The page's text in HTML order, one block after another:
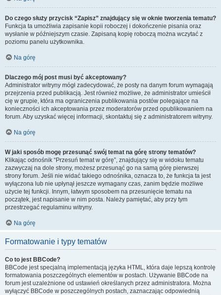
Do czego służy przycisk “Zapisz” znajdujący się w oknie tworzenia tematu?
Funkcja ta umożliwia zapisanie kopii roboczej i dokończenie pisania oraz
wysłanie w późniejszym czasie. Zapisaną kopię roboczą można wczytać z
poziomu panelu użytkownika.
Na górę
Dlaczego mój post musi być akceptowany?
Administrator witryny mógł zadecydować, że posty na danym forum wymagają
przejrzenia przed publikacją. Jest również możliwe, że administrator umieścił
cię w grupie, która ma ograniczenia publikowania postów polegające na
konieczności ich akceptowania przez moderatorów przed opublikowaniem na
forum. Aby uzyskać więcej informacji, skontaktuj się z administratorem witryny.
Na górę
W jaki sposób mogę przesunąć swój temat na górę strony tematów?
Klikając odnośnik “Przesuń temat w górę”, znajdujący się w widoku tematu
zazwyczaj na dole strony, możesz przesunąć go na samą górę pierwszej
strony forum. Jeśli nie widać takiego odnośnika, oznacza to, że funkcja ta jest
wyłączona lub nie upłynął jeszcze wymagany czas, zanim będzie możliwe
użycie tej funkcji. Innym, łatwym sposobem na przesunięcie tematu na
początek, jest napisanie w nim posta. Należy pamiętać, aby przy tym
przestrzegać regulaminu witryny.
Na górę
Formatowanie i typy tematów
Co to jest BBCode?
BBCode jest specjalną implementacją języka HTML, która daje lepszą kontrolę
formatowania poszczególnych elementów w postach. Używanie BBCode na
forum jest uzależnione od ustawień określanych przez administratora. Można
wyłączyć BBCode w poszczególnych postach, zaznaczając odpowiednią